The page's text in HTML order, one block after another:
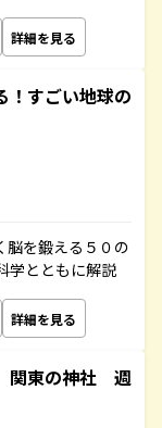
詳細を見る
！すごい地球の
脳を鍛える５０の
学とともに解説
詳細を見る
関東の神社 週